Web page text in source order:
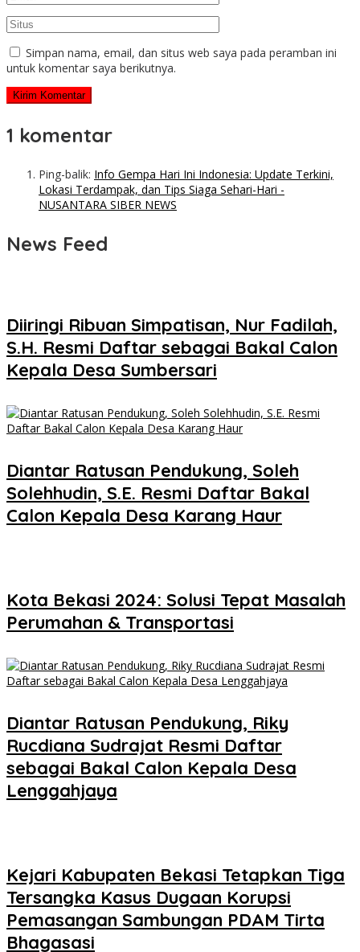
Simpan nama, email, dan situs web saya pada peramban ini
untuk komentar saya berikutnya.
1 komentar
Ping-balik: Info Gempa Hari Ini Indonesia: Update Terkini,
Lokasi Terdampak, dan Tips Siaga Sehari-Hari -
NUSANTARA SIBER NEWS
News Feed
Diiringi Ribuan Simpatisan, Nur Fadilah,
S.H. Resmi Daftar sebagai Bakal Calon
Kepala Desa Sumbersari
Diantar Ratusan Pendukung, Soleh
Solehhudin, S.E. Resmi Daftar Bakal
Calon Kepala Desa Karang Haur
Kota Bekasi 2024: Solusi Tepat Masalah
Perumahan & Transportasi
Diantar Ratusan Pendukung, Riky
Rucdiana Sudrajat Resmi Daftar
sebagai Bakal Calon Kepala Desa
Lenggahjaya
Kejari Kabupaten Bekasi Tetapkan Tiga
Tersangka Kasus Dugaan Korupsi
Pemasangan Sambungan PDAM Tirta
Bhagasasi